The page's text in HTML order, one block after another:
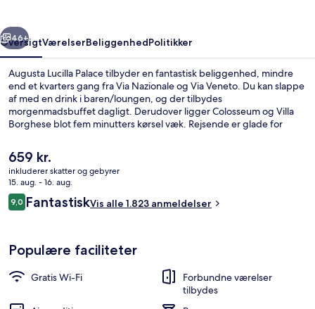
Næste
46+
OversigtVærelserBeliggenhedPolitikker
Augusta Lucilla Palace tilbyder en fantastisk beliggenhed, mindre
end et kvarters gang fra Via Nazionale og Via Veneto. Du kan slappe
af med en drink i baren/loungen, og der tilbydes
morgenmadsbuffet dagligt. Derudover ligger Colosseum og Villa
Borghese blot fem minutters kørsel væk. Rejsende er glade for
gåtur til offentlig transport: Termini Station ligger 4 minutter derfra
og Farini Station 4 minutter væk.
Den
nuværende
pris
er
659 kr.
659 kr.
inkluderer skatter og gebyrer
15. aug. - 16. aug.
Anmeldelser
9,09,0 ud af 10.
FantastiskVis alle 1.823 anmeldelser
Populære faciliteter
Gratis Wi-Fi
Forbundne værelser
tilbydes